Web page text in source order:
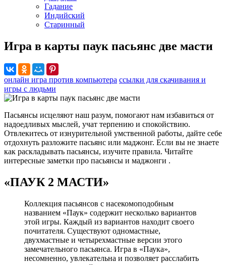
Гадание
Индийский
Старинный
Игра в карты паук пасьянс две масти
онлайн игра против компьютера ссылки для скачивания и
игры с людьми
Пасьянсы исцеляют наш разум, помогают нам избавиться от
надоедливых мыслей, учат терпению и спокойствию.
Отвлекитесь от изнурительной умственной работы, дайте себе
отдохнуть разложите пасьянс или маджонг. Если вы не знаете
как раскладывать пасьянсы, изучите правила. Читайте
интересные заметки про пасьянсы и маджонги .
«ПАУК 2 МАСТИ»
Коллекция пасьянсов с насекомоподобным
названием «Паук» содержит несколько вариантов
этой игры. Каждый из вариантов находит своего
почитателя. Существуют одномастные,
двухмастные и четырехмастные версии этого
замечательного пасьянса. Игра в «Паука»,
несомненно, увлекательна и позволяет расслабить